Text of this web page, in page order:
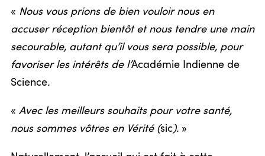
« Nous vous prions de bien vouloir nous en
accuser réception bientôt et nous tendre une main
secourable, autant qu’il vous sera possible, pour
favoriser les intérêts de l’Académie Indienne de
Science.
« Avec les meilleurs souhaits pour votre santé,
nous sommes vôtres en Vérité (sic). »